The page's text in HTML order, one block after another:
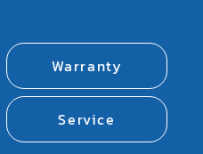
Warranty
Service